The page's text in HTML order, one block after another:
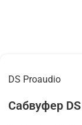
DS Proaudio
Сабвуфер